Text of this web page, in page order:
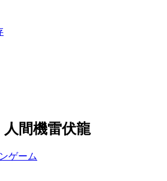
間機雷伏龍
ゲーム